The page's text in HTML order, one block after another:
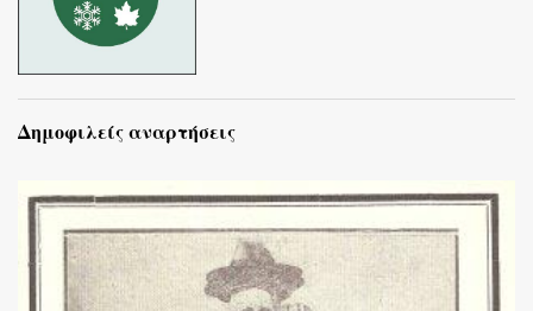
Δημοφιλείς αναρτήσεις